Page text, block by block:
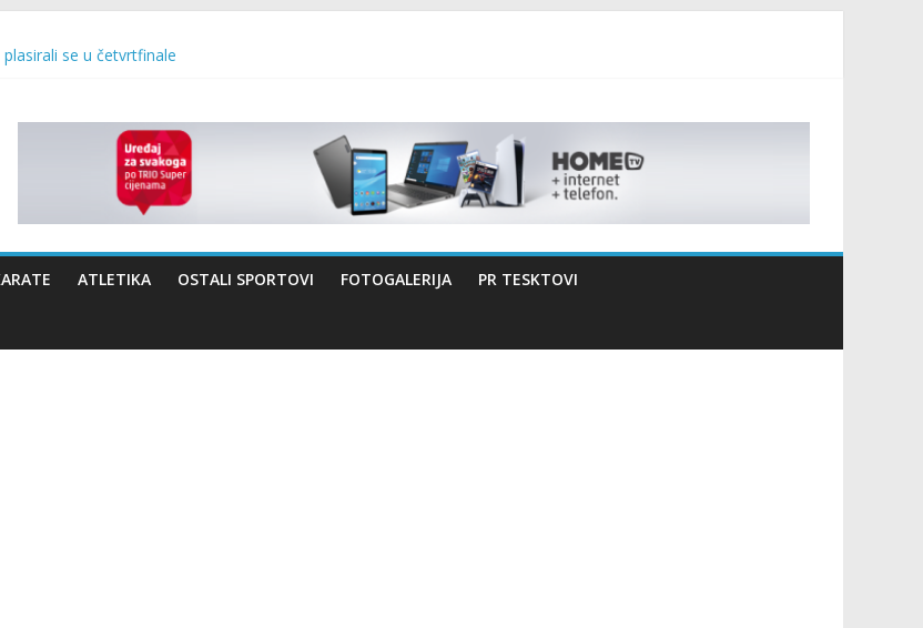
se u četvrtfinale
i načelnik Marin Radišić čestitali organizatoricama na realizaciji sportsko edukativnog kampa “Izlazi vani”
ATLETIKA OSTALI SPORTOVI FOTOGALERIJA PR TESKTOVI